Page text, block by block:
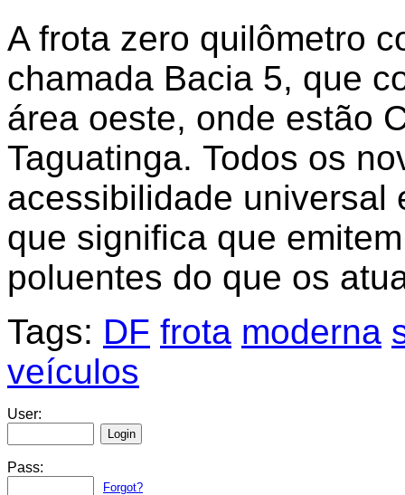
A frota zero quilômetro
chamada Bacia 5, que
área oeste, onde estão
Taguatinga. Todos os
acessibilidade universal
que significa que
poluentes do que os
Tags: DF frota moderna
veículos
User:
Pass:
Forgot?